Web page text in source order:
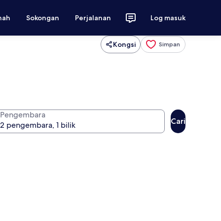
Sokongan Perjalanan Log masuk
Kongsi Simpan
Pengembara
Cari